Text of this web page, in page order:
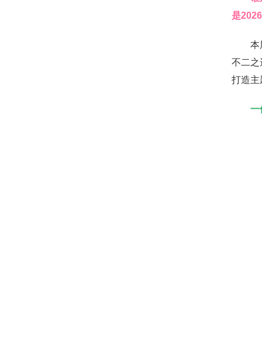
是
本届
不二之
打造主
一